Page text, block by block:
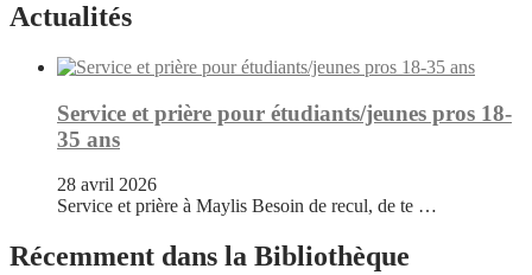
Actualités
Service et prière pour étudiants/jeunes pros 18-
35 ans
28 avril 2026
Service et prière à Maylis Besoin de recul, de te …
Récemment dans la Bibliothèque